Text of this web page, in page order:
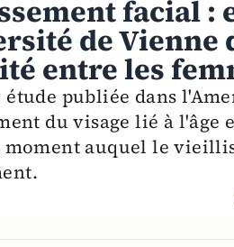
facial :
de
entre les
étude publiée dans
du visage lié à l'âge
moment auquel le